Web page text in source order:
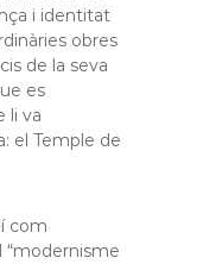
i identitat
obres
de la seva
es
li va
el Temple de
com
“modernisme